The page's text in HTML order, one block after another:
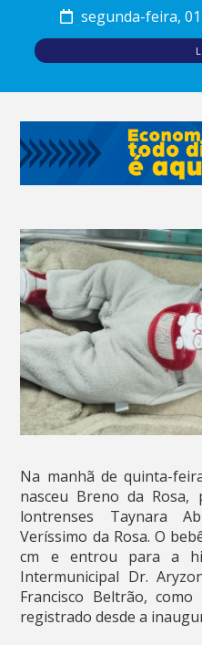
segunda-feira,
Na manhã de quinta-
nasceu Breno da
lontrenses Taynara
Veríssimo da Rosa. O
cm e entrou para a
Intermunicipal Dr.
Francisco Beltrão,
registrado desde a